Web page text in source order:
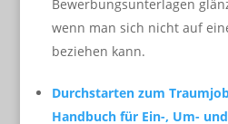
Bewerbungsunterlagen
wenn man sich nicht auf
beziehen kann.
Durchstarten zum
Handbuch für Ein-, Um-